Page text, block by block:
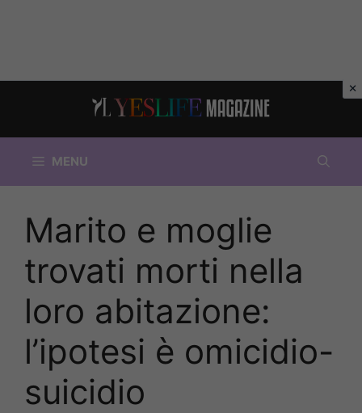
MENU
Marito e moglie
trovati morti nella
loro abitazione:
l’ipotesi è omicidio-
suicidio